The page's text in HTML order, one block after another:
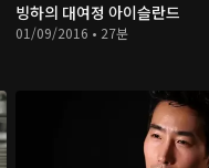
빙하의 대여정 아이슬란드
01/09/2016 • 27분